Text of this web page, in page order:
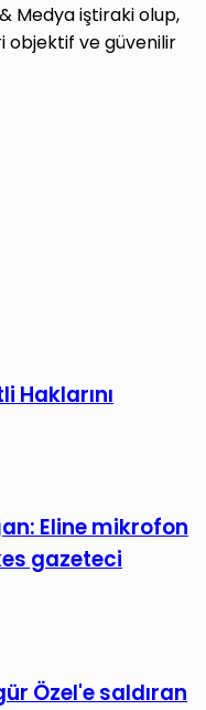
Medya iştiraki olup,
objektif ve güvenilir
Haklarını
Eline mikrofon
gazeteci
Özel'e saldıran